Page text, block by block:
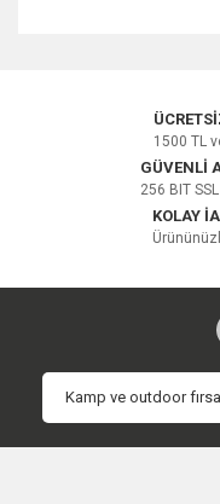
Bu
1500 TL
GÜVENLİ
256 BIT
KOLAY